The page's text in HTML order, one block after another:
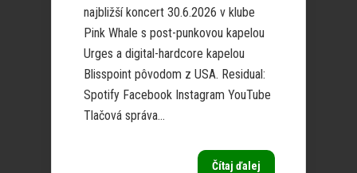
najbližší koncert 30.6.2026 v klube
Pink Whale s post-punkovou kapelou
Urges a digital-hardcore kapelou
Blisspoint pôvodom z USA. Residual:
Spotify Facebook Instagram YouTube
Tlačová správa...
Čítaj ďalej